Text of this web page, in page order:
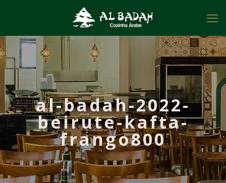
al-badah-2022-
beirute-kafta-
frango800